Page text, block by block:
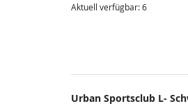
Aktuell verfügbar: 6
Urban Sportsclub L-